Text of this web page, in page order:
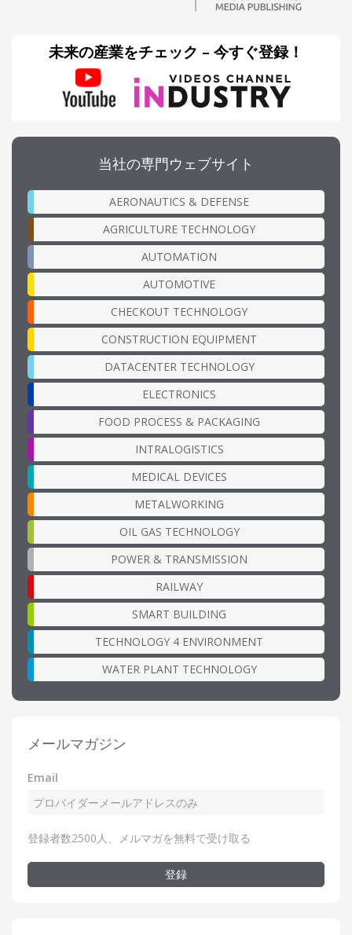
未来の産業をチェック – 今すぐ登録！
当社の専門ウェブサイト
AERONAUTICS & DEFENSE
AGRICULTURE TECHNOLOGY
AUTOMATION
AUTOMOTIVE
CHECKOUT TECHNOLOGY
CONSTRUCTION EQUIPMENT
DATACENTER TECHNOLOGY
ELECTRONICS
FOOD PROCESS & PACKAGING
INTRALOGISTICS
MEDICAL DEVICES
METALWORKING
OIL GAS TECHNOLOGY
POWER & TRANSMISSION
RAILWAY
SMART BUILDING
TECHNOLOGY 4 ENVIRONMENT
WATER PLANT TECHNOLOGY
メールマガジン
Email
登録者数2500人、メルマガを無料で受け取る
登録